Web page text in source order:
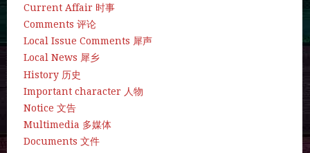
Current Affair 时事
Comments 评论
Local Issue Comments 犀声
Local News 犀乡
History 历史
Important character 人物
Notice 文告
Multimedia 多媒体
Documents 文件